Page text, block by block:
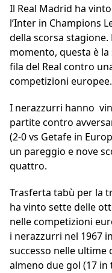
Il Real Madrid ha
l’Inter in Champions
della scorsa
momento, questa è
fila del Real contro
competizioni europee.
I nerazzurri hanno
partite contro
(2-0 vs Getafe in
un pareggio e nove
quattro.
Trasferta tabù per la
ha vinto sette delle
nelle competizioni
i nerazzurri nel 1967
successo nelle ultime
almeno due gol (17 in